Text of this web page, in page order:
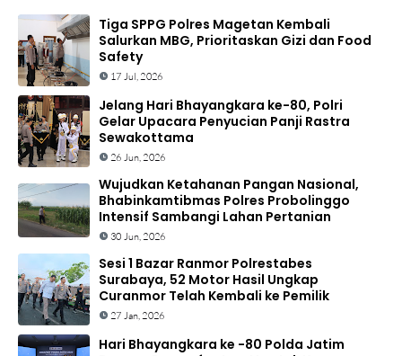
Tiga SPPG Polres Magetan Kembali
Salurkan MBG, Prioritaskan Gizi dan Food
Safety
17 Jul, 2026
Jelang Hari Bhayangkara ke-80, Polri
Gelar Upacara Penyucian Panji Rastra
Sewakottama
26 Jun, 2026
Wujudkan Ketahanan Pangan Nasional,
Bhabinkamtibmas Polres Probolinggo
Intensif Sambangi Lahan Pertanian
30 Jun, 2026
Sesi 1 Bazar Ranmor Polrestabes
Surabaya, 52 Motor Hasil Ungkap
Curanmor Telah Kembali ke Pemilik
27 Jan, 2026
Hari Bhayangkara ke -80 Polda Jatim